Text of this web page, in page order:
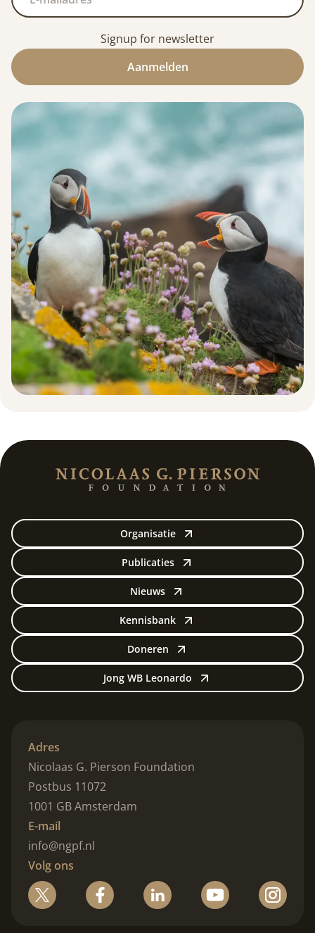
Signup for newsletter
Aanmelden
Organisatie
Publicaties
Nieuws
Kennisbank
Doneren
Jong WB Leonardo
Adres
Nicolaas G. Pierson Foundation
Postbus 11072
1001 GB Amsterdam
E-mail
info@ngpf.nl
Volg ons